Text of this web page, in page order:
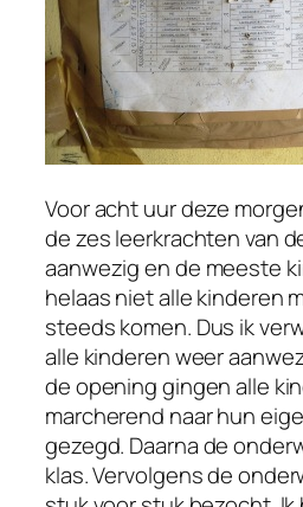
Voor acht uur deze
de zes leerkrachten van
aanwezig en de meeste
helaas niet alle kinderen
steeds komen. Dus ik
alle kinderen weer
de opening gingen alle
marcherend naar hun
gezegd. Daarna de
klas. Vervolgens de